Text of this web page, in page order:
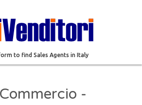
to find Sales Agents in Italy
-